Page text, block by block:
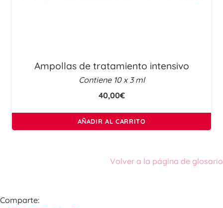
Ampollas de tratamiento intensivo
Contiene 10 x 3 ml
40,00€
AÑADIR AL CARRITO
Volver a la página de glosario
Comparte: